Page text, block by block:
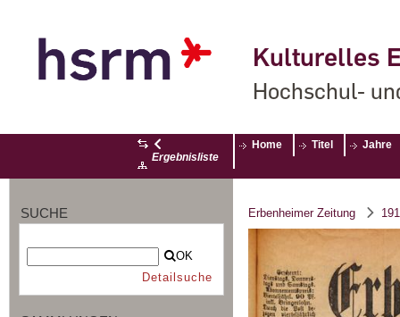
Kulturelles
Hochschul-
Ergebnisliste
Home Titel Jahre
SUCHE
OK
Detailsuche
Erbenheimer Zeitung